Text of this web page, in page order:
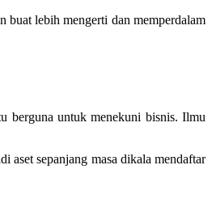
buat lebih mengerti dan memperdalam
berguna untuk menekuni bisnis. Ilmu
aset sepanjang masa dikala mendaftar